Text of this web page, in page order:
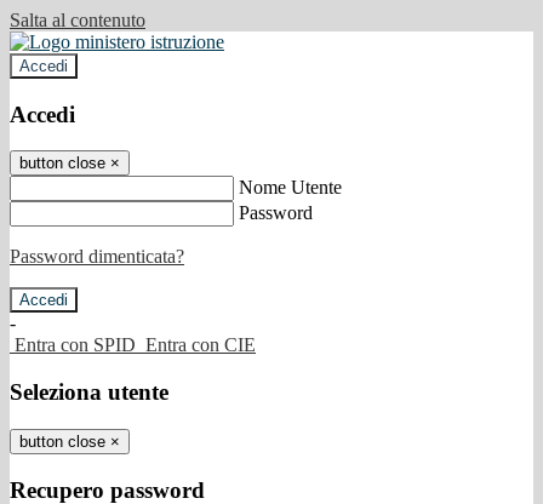
Salta al contenuto
Accedi
Accedi
button close ×
Nome Utente
Password
Password dimenticata?
-
Entra con SPID Entra con CIE
Seleziona utente
button close ×
Recupero password